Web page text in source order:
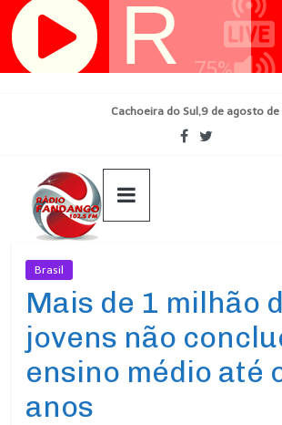
Pular
para
Cachoeira do Sul,9 de agosto
Brasil
Mais de 1 milhão
jovens não
ensino médio até
anos